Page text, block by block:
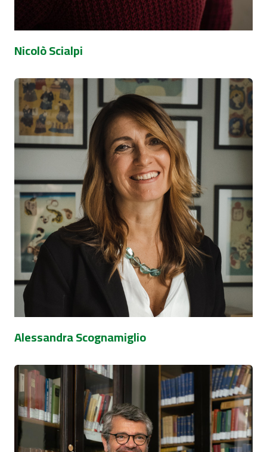
Nicolò Scialpi
Alessandra Scognamiglio